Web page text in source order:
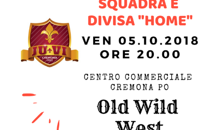
Squadra 25/26
Organigramma